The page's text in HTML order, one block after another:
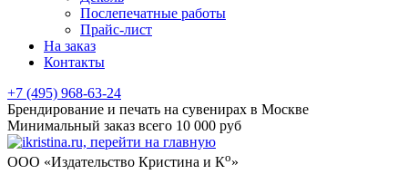
Послепечатные работы
Прайс-лист
На заказ
Контакты
+7 (495) 968-63-24
Брендирование и печать на сувенирах в Москве
Минимальный заказ всего 10 000 руб
ООО «Издательство Кристина и Ко»